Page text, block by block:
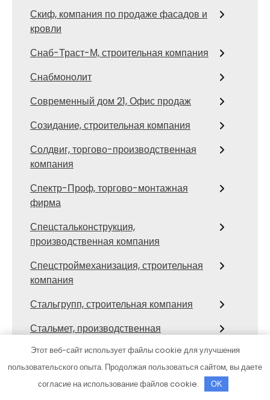
Скиф, компания по продаже фасадов и
кровли
Снаб-Траст-М, строительная компания
Снабмонолит
Современный дом 21, Офис продаж
Созидание, строительная компания
Солдвиг, торгово-производственная
компания
Спектр-Проф, торгово-монтажная
фирма
Спецстальконструкция,
производственная компания
Спецстроймеханизация, строительная
компания
Стальгрупп, строительная компания
Стальмет, производственная
Стил-Строй, строительная компания
СТК, строительная компания
Этот веб-сайт использует файлы cookie для улучшения
пользовательского опыта. Продолжая пользоваться сайтом, вы даете
согласие на использование файлов cookie.
OK